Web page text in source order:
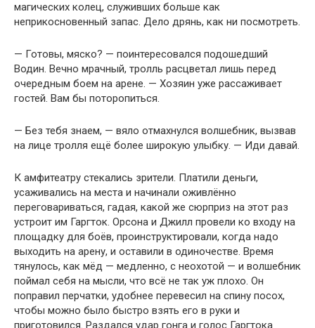
магических колец, служивших больше как
неприкосновенный запас. Дело дрянь, как ни посмотреть.
— Готовы, мяско? — поинтересовался подошедший
Водин. Вечно мрачный, тролль расцветал лишь перед
очередным боем на арене. — Хозяин уже рассаживает
гостей. Вам бы поторопиться.
— Без тебя знаем, — вяло отмахнулся волшебник, вызвав
на лице тролля ещё более широкую улыбку. — Иди давай.
К амфитеатру стекались зрители. Платили деньги,
усаживались на места и начинали оживлённо
переговариваться, гадая, какой же сюрприз на этот раз
устроит им Гаргток. Орсона и Джилл провели ко входу на
площадку для боёв, проинструктировали, когда надо
выходить на арену, и оставили в одиночестве. Время
тянулось, как мёд — медленно, с неохотой — и волшебник
поймал себя на мысли, что всё не так уж плохо. Он
поправил перчатки, удобнее перевесил на спину посох,
чтобы можно было быстро взять его в руки и
приготовился. Раздался удар гонга и голос Гаргтока